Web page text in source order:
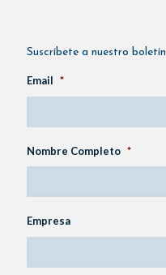
Suscríbete a nuestro boletín
Email *
Nombre Completo *
Empresa